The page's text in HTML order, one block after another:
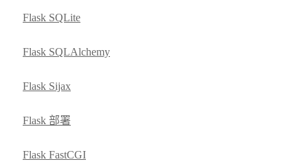
Flask SQLite
Flask SQLAlchemy
Flask Sijax
Flask 部署
Flask FastCGI